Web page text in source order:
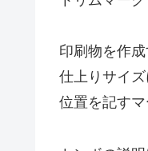
印刷物を作成
仕上りサイ
位置を記すマ